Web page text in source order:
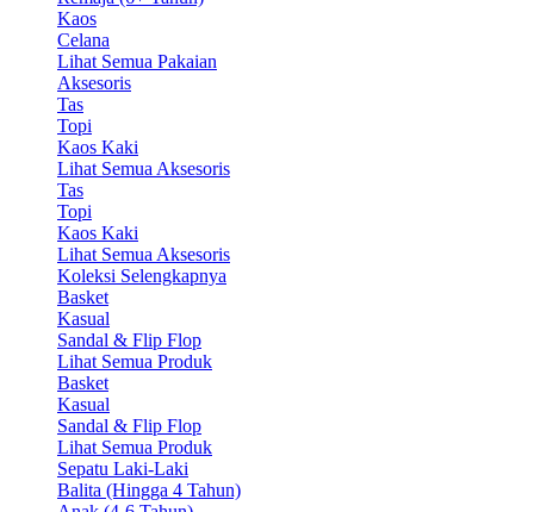
Kaos
Celana
Lihat Semua Pakaian
Aksesoris
Tas
Topi
Kaos Kaki
Lihat Semua Aksesoris
Tas
Topi
Kaos Kaki
Lihat Semua Aksesoris
Koleksi Selengkapnya
Basket
Kasual
Sandal & Flip Flop
Lihat Semua Produk
Basket
Kasual
Sandal & Flip Flop
Lihat Semua Produk
Sepatu Laki-Laki
Balita (Hingga 4 Tahun)